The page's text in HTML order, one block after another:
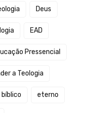
Deus
EAD
Pressencial
a Teologia
bíblico eterno